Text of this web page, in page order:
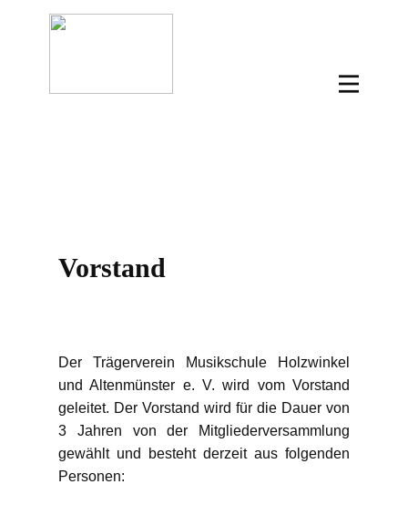
Vorstand
Der Trägerverein Musikschule Holzwinkel
und Altenmünster e. V. wird vom Vorstand
geleitet. Der Vorstand wird für die Dauer von
3 Jahren von der Mitgliederversammlung
gewählt und besteht derzeit aus folgenden
Personen: